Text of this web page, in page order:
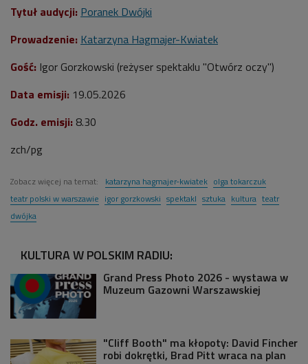
Tytuł audycji: Poranek Dwójki
Prowadzenie: Katarzyna Hagmajer-Kwiatek
Gość: Igor Gorzkowski (reżyser spektaklu "Otwórz oczy")
Data emisji: 19.05.2026
Godz. emisji: 8.30
zch/pg
Zobacz więcej na temat: katarzyna hagmajer-kwiatek olga tokarczuk
teatr polski w warszawie igor gorzkowski spektakl sztuka kultura teatr
dwójka
KULTURA W POLSKIM RADIU:
Grand Press Photo 2026 - wystawa w
Muzeum Gazowni Warszawskiej
"Cliff Booth" ma kłopoty: David Fincher
robi dokrętki, Brad Pitt wraca na plan